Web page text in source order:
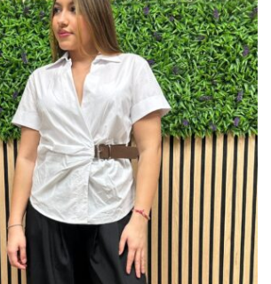
MODA CHICA
BEAUTY
PERFUMES
BISUTERIA
BOLSOS Y MONEDEROS
CALZADO